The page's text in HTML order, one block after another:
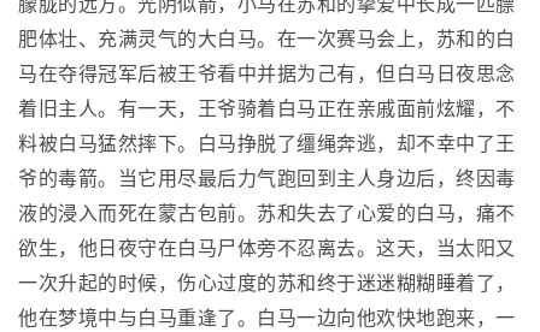
肥体壮、充满灵气的大白马。在一次赛马会上，苏和的白
马在夺得冠军后被王爷看中并据为己有，但白马日夜思念
着旧主人。有一天，王爷骑着白马正在亲戚面前炫耀，不
料被白马猛然摔下。白马挣脱了缰绳奔逃，却不幸中了王
爷的毒箭。当它用尽最后力气跑回到主人身边后，终因毒
液的浸入而死在蒙古包前。苏和失去了心爱的白马，痛不
欲生，他日夜守在白马尸体旁不忍离去。这天，当太阳又
一次升起的时候，伤心过度的苏和终于迷迷糊糊睡着了，
他在梦境中与白马重逢了。白马一边向他欢快地跑来，一